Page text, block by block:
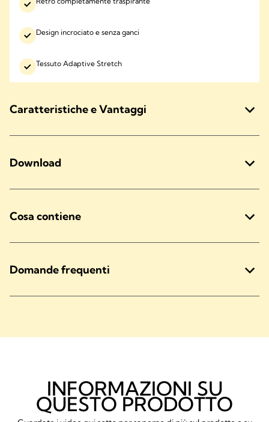
Design incrociato e senza ganci
Tessuto Adaptive Stretch
Caratteristiche e Vantaggi
Download
Cosa contiene
Domande frequenti
INFORMAZIONI SU
QUESTO PRODOTTO